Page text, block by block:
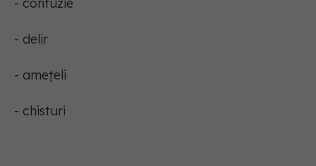
- confuzie
- delir
- amețeli
- chisturi